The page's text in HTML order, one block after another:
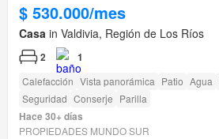
$ 530.000/mes
Casa in Valdivia, Región de Los Ríos
2 1
Calefacción Vista panorámica Patio Agua
Seguridad Conserje Parilla
Hace 30+ días
PROPIEDADES MUNDO SUR